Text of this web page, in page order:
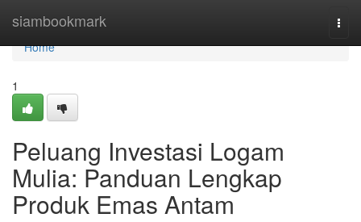
siambookmark
Home
Home
1
Peluang Investasi Logam
Mulia: Panduan Lengkap
Produk Emas Antam